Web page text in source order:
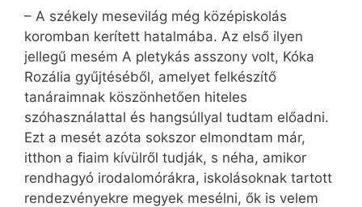
– A székely mesevilág még középiskolás
koromban kerített hatalmába. Az első ilyen
jellegű mesém A pletykás asszony volt, Kóka
Rozália gyűjtéséből, amelyet felkészítő
tanáraimnak köszönhetően hiteles
szóhasználattal és hangsúllyal tudtam előadni.
Ezt a mesét azóta sokszor elmondtam már,
itthon a fiaim kívülről tudják, s néha, amikor
rendhagyó irodalomórákra, iskolásoknak tartott
rendezvényekre megyek mesélni, ők is velem